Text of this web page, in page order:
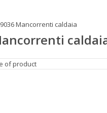
Mancorrenti caldaia